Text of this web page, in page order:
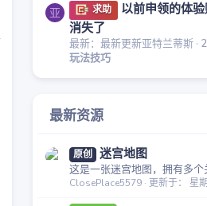
亚 求助
以前申领的体
消失了
最新：最新更新亚特兰蒂斯
玩法技巧
最新资源
原创 迷宫地图
这是一张迷宫地图，拥有多个
ClosePlace5579 更新于： 星